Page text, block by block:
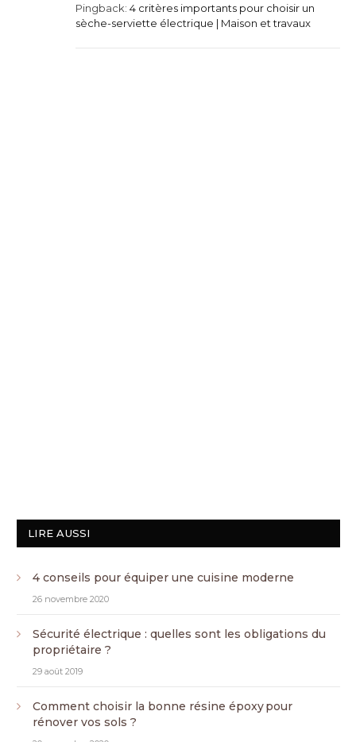
Pingback: 4 critères importants pour choisir un
sèche-serviette électrique | Maison et travaux
LIRE AUSSI
4 conseils pour équiper une cuisine moderne
26 novembre 2020
Sécurité électrique : quelles sont les obligations du
propriétaire ?
29 août 2019
Comment choisir la bonne résine époxy pour
rénover vos sols ?